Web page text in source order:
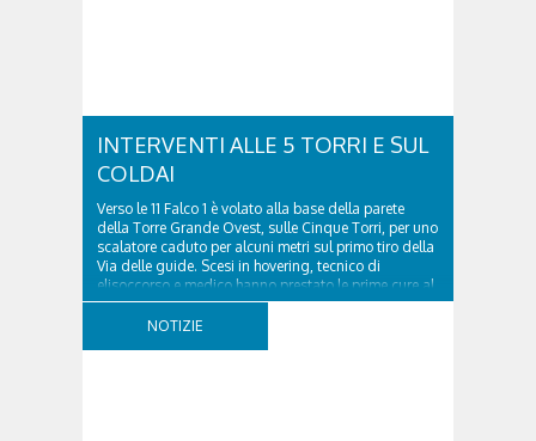
INTERVENTI ALLE 5 TORRI E SUL
COLDAI
Verso le 11 Falco 1 è volato alla base della parete
della Torre Grande Ovest, sulle Cinque Torri, per uno
scalatore caduto per alcuni metri sul primo tiro della
Via delle guide. Scesi in hovering, tecnico di
elisoccorso e medico hanno prestato le prime cure al
43enne ungherese, che si era fatto...
NOTIZIE